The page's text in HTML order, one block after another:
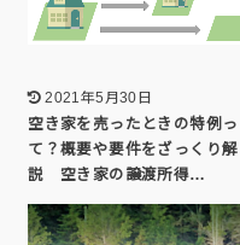
2021年5月30日
空き家を売ったときの特例っ
て？概要や要件をざっくり解
説 空き家の譲渡所得…